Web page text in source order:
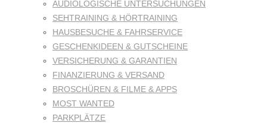
AUDIOLOGISCHE UNTERSUCHUNGEN
SEHTRAINING & HÖRTRAINING
HAUSBESUCHE & FAHRSERVICE
GESCHENKIDEEN & GUTSCHEINE
VERSICHERUNG & GARANTIEN
FINANZIERUNG & VERSAND
BROSCHÜREN & FILME & APPS
MOST WANTED
PARKPLÄTZE